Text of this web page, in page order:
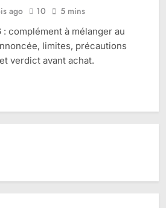
ago 10 5 mins
complément à mélanger au
limites, précautions
verdict avant achat.